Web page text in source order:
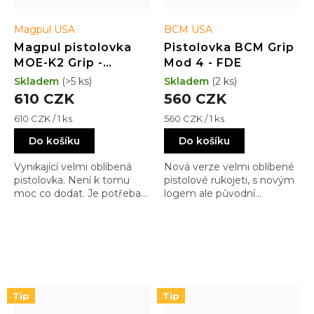
Magpul USA
Magpul pistolovka
MOE-K2 Grip -
AR15/M4 - Black
610 CZK
Měrná
cena:
610 CZK / 1 ks
Do košíku
Vynikající velmi oblíbená
pistolovka. Není k tomu
moc co dodat. Je potřeba
Skladem (>5 ks)
BCM USA
Pistolovka BCM Grip
Mod 4 - FDE
560 CZK
Měrná
cena:
560 CZK / 1 ks
Do košíku
Nová verze velmi oblíbené
pistolové rukojeti, s novým
logem ale původní
Skladem (2 ks)
Tip Tip